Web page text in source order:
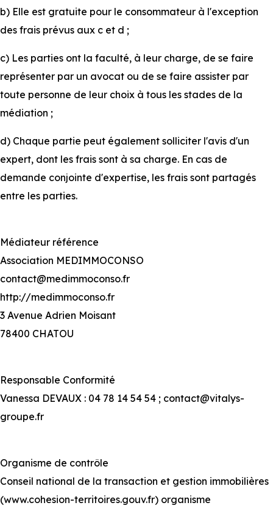
b) Elle est gratuite pour le consommateur à l'exception
des frais prévus aux c et d ;
c) Les parties ont la faculté, à leur charge, de se faire
représenter par un avocat ou de se faire assister par
toute personne de leur choix à tous les stades de la
médiation ;
d) Chaque partie peut également solliciter l'avis d'un
expert, dont les frais sont à sa charge. En cas de
demande conjointe d'expertise, les frais sont partagés
entre les parties.
Médiateur référence
Association MEDIMMOCONSO
contact@medimmoconso.fr
http://medimmoconso.fr
3 Avenue Adrien Moisant
78400 CHATOU
Responsable Conformité
Vanessa DEVAUX : 04 78 14 54 54 ; contact@vitalys-
groupe.fr
Organisme de contrôle
Conseil national de la transaction et gestion immobilières
(www.cohesion-territoires.gouv.fr) organisme